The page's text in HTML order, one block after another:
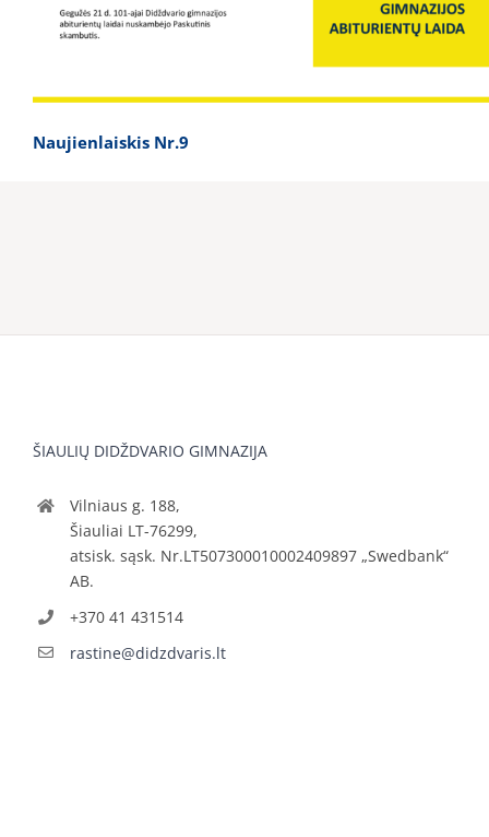
Naujienlaiskis Nr.9
ŠIAULIŲ DIDŽDVARIO GIMNAZIJA
Vilniaus g. 188,
Šiauliai LT-76299,
atsisk. sąsk. Nr.LT507300010002409897 „Swedbank“
AB.
+370 41 431514
rastine@didzdvaris.lt